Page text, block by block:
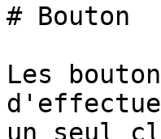
# Bouton
Les
un seul